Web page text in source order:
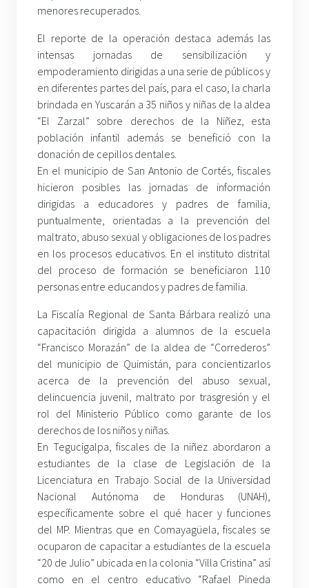
menores recuperados.
El reporte de la operación destaca además las
intensas jornadas de sensibilización y
empoderamiento dirigidas a una serie de públicos y
en diferentes partes del país, para el caso, la charla
brindada en Yuscarán a 35 niños y niñas de la aldea
“El Zarzal” sobre derechos de la Niñez, esta
población infantil además se benefició con la
donación de cepillos dentales.
En el municipio de San Antonio de Cortés, fiscales
hicieron posibles las jornadas de información
dirigidas a educadores y padres de familia,
puntualmente, orientadas a la prevención del
maltrato, abuso sexual y obligaciones de los padres
en los procesos educativos. En el instituto distrital
del proceso de formación se beneficiaron 110
personas entre educandos y padres de familia.
La Fiscalía Regional de Santa Bárbara realizó una
capacitación dirigida a alumnos de la escuela
“Francisco Morazán” de la aldea de “Correderos”
del municipio de Quimistán, para concientizarlos
acerca de la prevención del abuso sexual,
delincuencia juvenil, maltrato por trasgresión y el
rol del Ministerio Público como garante de los
derechos de los niños y niñas.
En Tegucigalpa, fiscales de la niñez abordaron a
estudiantes de la clase de Legislación de la
Licenciatura en Trabajo Social de la Universidad
Nacional Autónoma de Honduras (UNAH),
específicamente sobre el qué hacer y funciones
del MP. Mientras que en Comayagüela, fiscales se
ocuparon de capacitar a estudiantes de la escuela
“20 de Julio” ubicada en la colonia “Villa Cristina” así
como en el centro educativo “Rafael Pineda